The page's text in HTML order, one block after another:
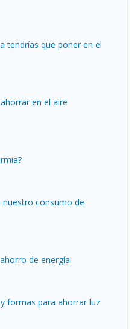
tendrías que poner en el
en el aire
nuestro consumo de
de energía
formas para ahorrar luz